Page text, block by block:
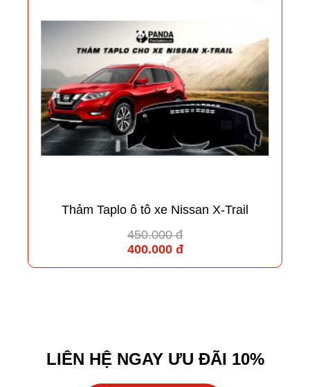
Thảm Taplo ô tô xe Nissan X-Trail
450.000 đ
400.000 đ
LIÊN HỆ NGAY ƯU ĐÃI 10%